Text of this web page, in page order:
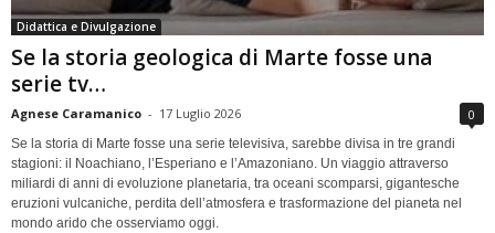
Didattica e Divulgazione
Se la storia geologica di Marte fosse una
serie tv…
Agnese Caramanico - 17 Luglio 2026 0
Se la storia di Marte fosse una serie televisiva, sarebbe divisa in tre grandi
stagioni: il Noachiano, l’Esperiano e l’Amazoniano. Un viaggio attraverso
miliardi di anni di evoluzione planetaria, tra oceani scomparsi, gigantesche
eruzioni vulcaniche, perdita dell’atmosfera e trasformazione del pianeta nel
mondo arido che osserviamo oggi.